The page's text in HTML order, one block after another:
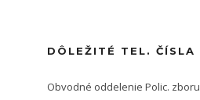
DÔLEŽITÉ TEL. ČÍSLA
Obvodné oddelenie Polic.